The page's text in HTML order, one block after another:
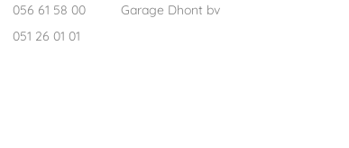
056 61 58 00
Garage Dhont bv
051 26 01 01